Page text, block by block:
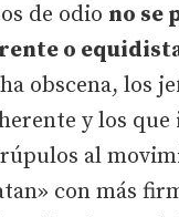
de odio no se
o
obscena, los
y los
al
con más